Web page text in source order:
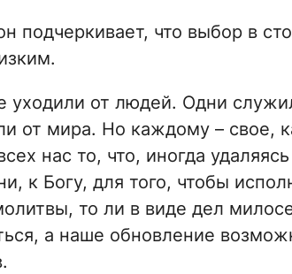
подчеркивает, что выбор в
уходили от людей. Одни
от мира. Но каждому – свое,
нас то, что, иногда
к Богу, для того, чтобы
то ли в виде дел
а наше обновление